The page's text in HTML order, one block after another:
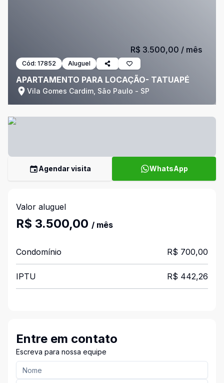
Cód: 17852 Aluguel
APARTAMENTO PARA LOCAÇÃO- TATUAPÉ
Vila Gomes Cardim, São Paulo - SP
R$ 3.500,00 / mês
Agendar visita WhatsApp
Valor aluguel
R$ 3.500,00 / mês
Condomínio R$ 700,00
IPTU R$ 442,26
Entre em contato
Escreva para nossa equipe